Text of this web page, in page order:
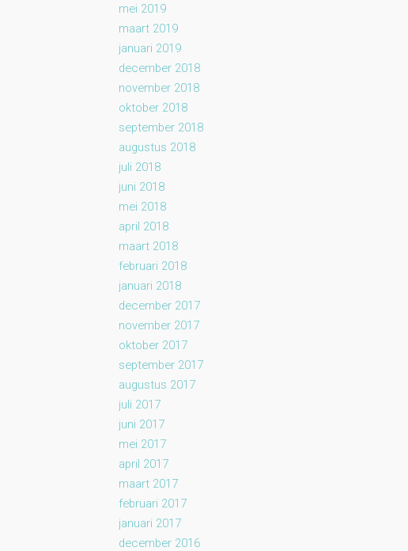
mei 2019
maart 2019
januari 2019
december 2018
november 2018
oktober 2018
september 2018
augustus 2018
juli 2018
juni 2018
mei 2018
april 2018
maart 2018
februari 2018
januari 2018
december 2017
november 2017
oktober 2017
september 2017
augustus 2017
juli 2017
juni 2017
mei 2017
april 2017
maart 2017
februari 2017
januari 2017
december 2016